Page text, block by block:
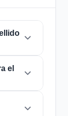
mundo
el